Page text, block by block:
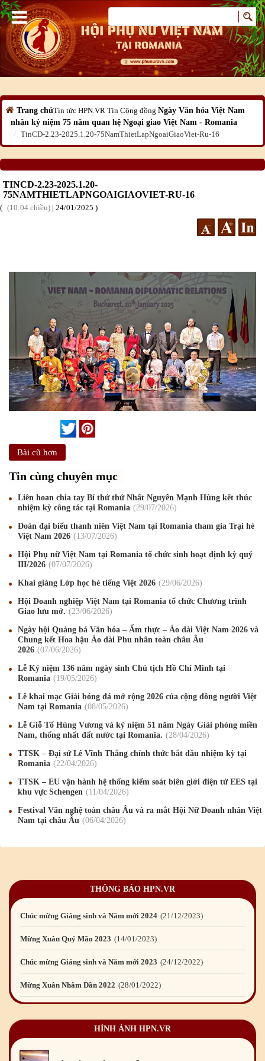
Trang chủTin tức HPN.VR Tin Cộng đồng Ngày Văn hóa Việt Nam
nhân kỷ niệm 75 năm quan hệ Ngoại giao Việt Nam - Romania
TinCD-2.23-2025.1.20-75NamThietLapNgoaiGiaoViet-Ru-16
TINCD-2.23-2025.1.20-
75NAMTHIETLAPNGOAIGIAOVIET-RU-16
10:04 chiều | 24/01 /2025
Bài cũ hơn
Tin cùng chuyên mục
Liên hoan chia tay Bí thứ thứ Nhất Nguyễn Mạnh Hùng kết thúc
nhiệm kỳ công tác tại Romania
29/07/2026
Đoàn đại biểu thanh niên Việt Nam tại Romania tham gia Trại hè
Việt Nam 2026
13/07/2026
Hội Phụ nữ Việt Nam tại Romania tổ chức sinh hoạt định kỳ quý
III/2026
07/07/2026
Khai giảng Lớp học hè tiếng Việt 2026 29/06/2026
Hội Doanh nghiệp Việt Nam tại Romania tổ chức Chương trình
Giao lưu mở.
23/06/2026
Ngày hội Quảng bá Văn hóa – Ẩm thực – Áo dài Việt Nam 2026 và
Chung kết Hoa hậu Áo dài Phu nhân toàn châu Âu
2026
07/06/2026
Lễ Kỷ niệm 136 năm ngày sinh Chủ tịch Hồ Chí Minh tại
Romania
19/05/2026
Lễ khai mạc Giải bóng đá mở rộng 2026 của cộng đồng người Việt
Nam tại Romania
08/05/2026
Lễ Giỗ Tổ Hùng Vương và kỷ niệm 51 năm Ngày Giải phóng miền
Nam, thống nhất đất nước tại Romania.
28/04/2026
TTSK – Đại sứ Lê Vĩnh Thắng chính thức bắt đầu nhiệm kỳ tại
Romania
22/04/2026
TTSK – EU vận hành hệ thống kiểm soát biên giới điện tử EES tại
khu vực Schengen
11 /04/2026
Festival Văn nghệ toàn châu Âu và ra mắt Hội Nữ Doanh nhân Việt
Nam tại châu Âu
06/04/2026
THÔNG BÁO HPN.VR
Mừng Xuân Canh Tý 2020 22/01 /2020
Chúc mừng Giáng sinh và Năm mới 2020 24 /12/2019
Mừng Xuân Kỷ Hợi 2019 03 /02 /2019
Mừng Xuân Bính Ngọ 2026 15/02
Chúc mừng Giáng sinh và Năm mới 2026 24/12/2025
Mừng Xuân Giáp Thìn 2024 09/02/2024
Chúc mừng Giáng sinh và Năm mới 2024 21 /12/2023
Mừng Xuân Quý Mão 2023 14/01 /2023
Chúc mừng Giáng sinh và Năm mới 2023 24/12/2022
Mừng Xuân Nhâm Dần 2022 28/01 /2022
Mừng Xuân Tân Sửu 2021 10/02/2021
Chúc mừng Giáng sinh và Năm mới 2021
HÌNH ẢNH HPN.VR